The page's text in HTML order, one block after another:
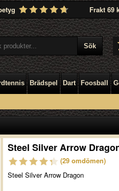
Frakt 69
Brädspel Dart Foosball
Steel Silver Arrow
(29 omdömen)
Steel Silver Arrow Dragon